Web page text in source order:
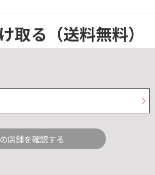
取る （送料無料）
店舗を確認する